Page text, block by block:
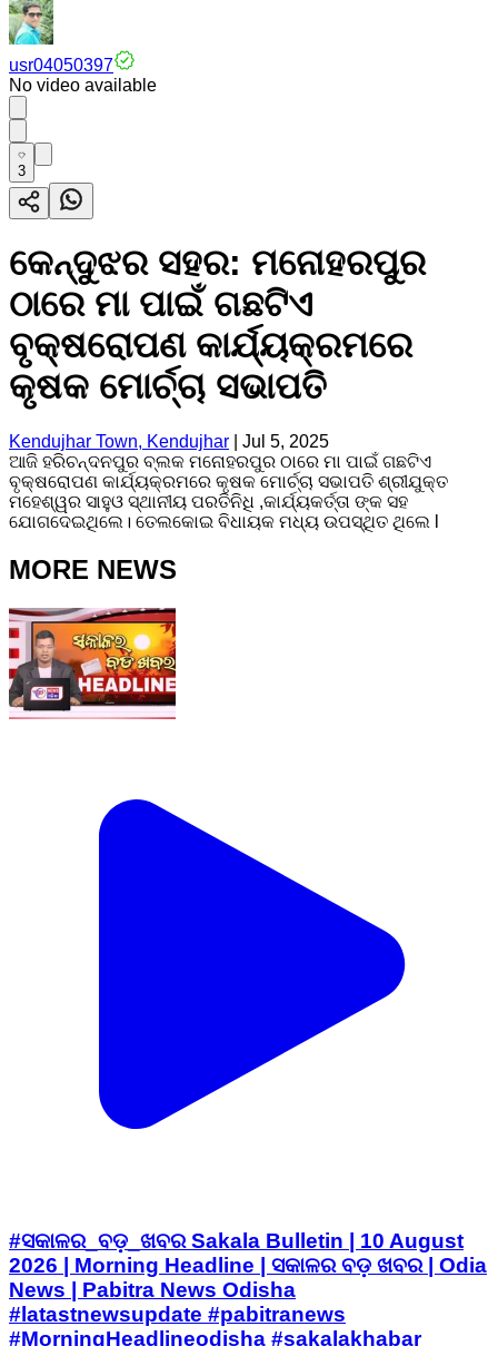
usr04050397
No video available
3
କେନ୍ଦୁଝର ସହର: ମନୋହରପୁର
ଠାରେ ମା ପାଇଁ ଗଛଟିଏ
ବୃକ୍ଷରୋପଣ କାର୍ଯ୍ୟକ୍ରମରେ
କୃଷକ ମୋର୍ଚ୍ଚା ସଭାପତି
Kendujhar Town, Kendujhar
Jul 5, 2025
ଆଜି ହରିଚନ୍ଦନପୁର ବ୍ଲକ ମନୋହରପୁର ଠାରେ ମା ପାଇଁ ଗଛଟିଏ
ବୃକ୍ଷରୋପଣ କାର୍ଯ୍ୟକ୍ରମରେ କୃଷକ ମୋର୍ଚ୍ଚା ସଭାପତି ଶ୍ରୀଯୁକ୍ତ
ମହେଶ୍ୱର ସାହୁଓ ସ୍ଥାନୀୟ ପରତିନିଧି ,କାର୍ଯ୍ୟକର୍ତ୍ତା ଙ୍କ ସହ
ଯୋଗଦେଇଥିଲେ। ତେଲକୋଇ ବିଧାୟକ ମଧ୍ୟ ଉପସ୍ଥିତ ଥିଲେ l
MORE NEWS
#ସକାଳର_ବଡ଼_ଖବର Sakala Bulletin | 10 August
2026 | Morning Headline | ସକାଳର ବଡ଼ ଖବର | Odia
News | Pabitra News Odisha
#latastnewsupdate #pabitranews
#MorningHeadlineodisha #sakalakhabar